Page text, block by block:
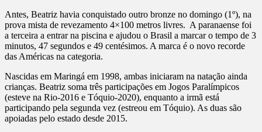
Antes, Beatriz havia conquistado outro bronze no domingo (1º), na
prova mista de revezamento 4×100 metros livres. A paranaense foi
a terceira a entrar na piscina e ajudou o Brasil a marcar o tempo de 3
minutos, 47 segundos e 49 centésimos. A marca é o novo recorde
das Américas na categoria.
Nascidas em Maringá em 1998, ambas iniciaram na natação ainda
crianças. Beatriz soma três participações em Jogos Paralímpicos
(esteve na Rio-2016 e Tóquio-2020), enquanto a irmã está
participando pela segunda vez (estreou em Tóquio). As duas são
apoiadas pelo estado desde 2015.